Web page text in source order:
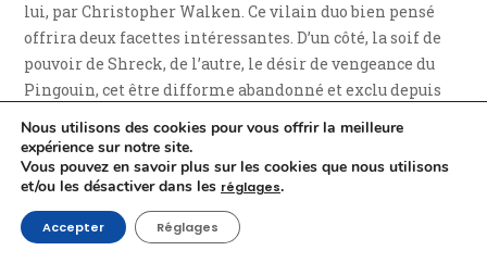
lui, par Christopher Walken. Ce vilain duo bien pensé
offrira deux facettes intéressantes. D’un côté, la soif de
pouvoir de Shreck, de l’autre, le désir de vengeance du
Pingouin, cet être difforme abandonné et exclu depuis
besoin l’une de l’autre et de dichotomie reflétant encore
une fois le personnage de Bruce Wayne / Batman puisque
le premier pourrait être amené à négocier avec le
businessman le jour tandis que le second combattrait
l’homme-alcidé la nuit.
Nous utilisons des cookies pour vous offrir la meilleure
expérience sur notre site.
Vous pouvez en savoir plus sur les cookies que nous utilisons
et/ou les désactiver dans les réglages.
Accepter Réglages